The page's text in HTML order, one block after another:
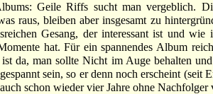
Geile Riffs sucht man vergeblich.
raus, bleiben aber insgesamt zu
Gesang, der interessant ist und wie
hat. Für ein spannendes Album
da, man sollte Nicht im Auge behalten
sein, so er denn noch erscheint (seit
schon wieder vier Jahre ohne Nachfolger